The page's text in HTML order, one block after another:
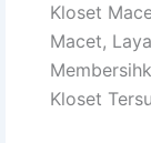
Kloset
Macet,
Kloset